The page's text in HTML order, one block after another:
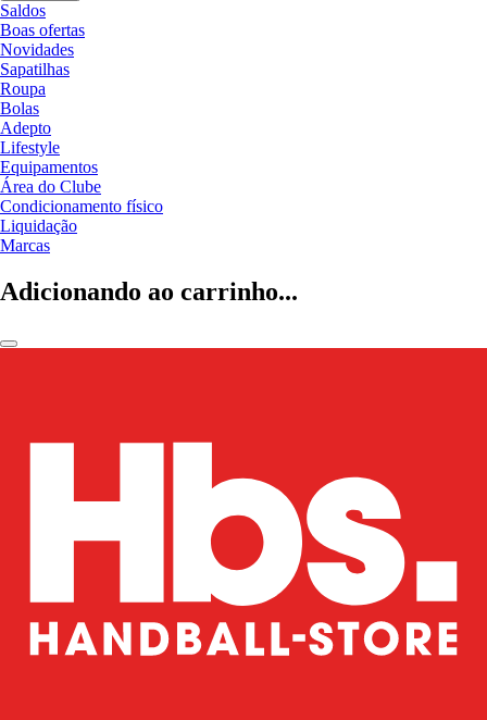
Saldos
Boas ofertas
Novidades
Sapatilhas
Roupa
Bolas
Adepto
Lifestyle
Equipamentos
Área do Clube
Condicionamento físico
Liquidação
Marcas
Adicionando ao carrinho...